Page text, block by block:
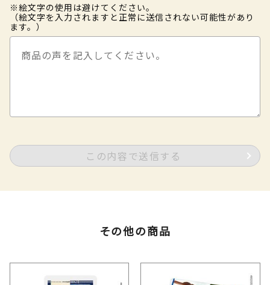
※絵文字の使用は避けてください。
（絵文字を入力されますと正常に送信されない可能性があり
ます。）
この内容で送信する
その他の商品